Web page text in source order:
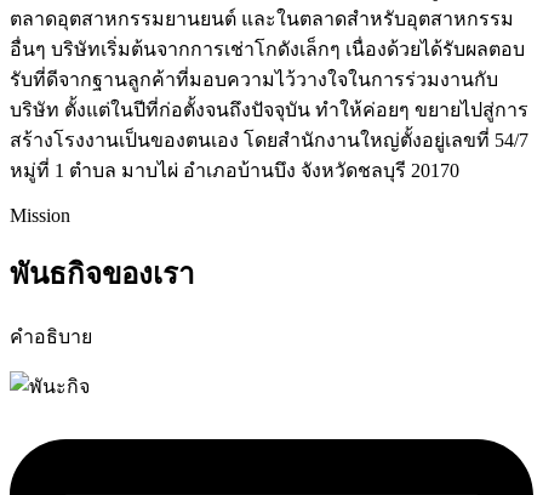
ตลาดอุตสาหกรรมยานยนต์ และในตลาดสำหรับอุตสาหกรรม
อื่นๆ บริษัทเริ่มต้นจากการเช่าโกดังเล็กๆ เนื่องด้วยได้รับผลตอบ
รับที่ดีจากฐานลูกค้าที่มอบความไว้วางใจในการร่วมงานกับ
บริษัท ตั้งแต่ในปีที่ก่อตั้งจนถึงปัจจุบัน ทำให้ค่อยๆ ขยายไปสู่การ
สร้างโรงงานเป็นของตนเอง โดยสำนักงานใหญ่ตั้งอยู่เลขที่ 54/7
หมู่ที่ 1 ตำบล มาบไผ่ อำเภอบ้านบึง จังหวัดชลบุรี 20170
Mission
พันธกิจของเรา
คำอธิบาย